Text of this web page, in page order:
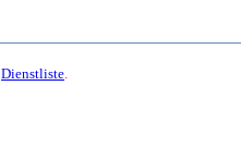
Dienstliste.